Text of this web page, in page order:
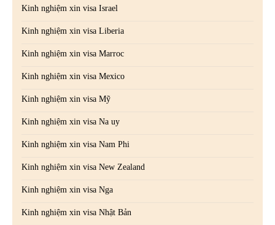
Kinh nghiệm xin visa Israel
Kinh nghiệm xin visa Liberia
Kinh nghiệm xin visa Marroc
Kinh nghiệm xin visa Mexico
Kinh nghiệm xin visa Mỹ
Kinh nghiệm xin visa Na uy
Kinh nghiệm xin visa Nam Phi
Kinh nghiệm xin visa New Zealand
Kinh nghiệm xin visa Nga
Kinh nghiệm xin visa Nhật Bản